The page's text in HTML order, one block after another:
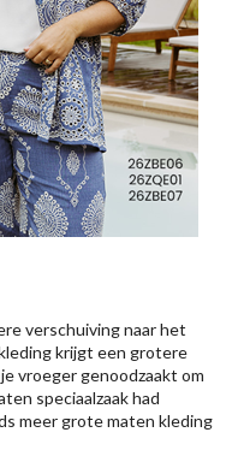
verschuiving naar het
krijgt een grotere
vroeger genoodzaakt om
speciaalzaak had
meer grote maten kleding